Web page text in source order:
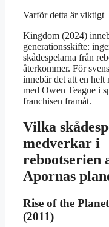
Varför detta är viktigt
Kingdom (2024)
generationsskifte:
skådespelarna från
återkommer. För
innebär det att en helt
med Owen Teague i
franchisen framåt.
Vilka
medverkar i
rebootserien
Apornas
Rise of the
(2011)